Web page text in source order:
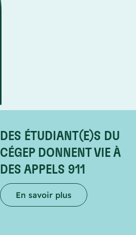
DES ÉTUDIANT(E)S DU
CÉGEP DONNENT VIE À
DES APPELS 911
En savoir plus